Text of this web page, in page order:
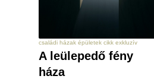
családi házak épületek cikk exkluzív
A leülepedő fény
háza